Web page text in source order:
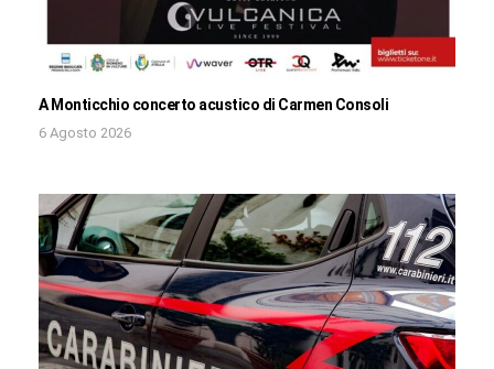
A Monticchio concerto acustico di Carmen Consoli
6 Agosto 2026